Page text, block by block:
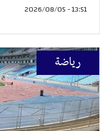
13:51 - 2026/08/05
رياضة